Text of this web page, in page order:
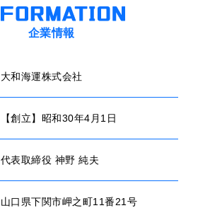
企業情報
大和海運株式会社
【創立】昭和30年4月1日
代表取締役 神野 純夫
山口県下関市岬之町11番21号